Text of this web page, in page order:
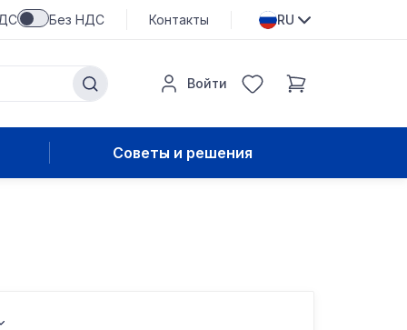
Без НДС Контакты RU
Войти
Советы и решения